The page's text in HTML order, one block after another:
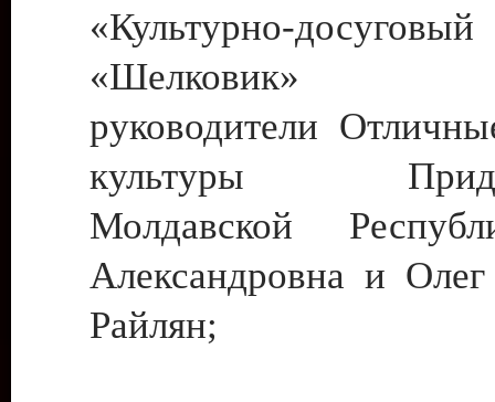
«Культурно-
«Шелковик»
руководители
культуры
Молдавской
Александровна и
Райлян;